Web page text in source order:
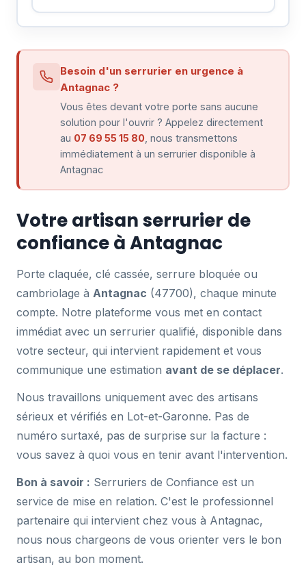
Besoin d'un serrurier en urgence à
Antagnac ?
Vous êtes devant votre porte sans aucune
solution pour l'ouvrir ? Appelez directement
au 07 69 55 15 80 , nous transmettons
immédiatement à un serrurier disponible à
Antagnac
Votre artisan serrurier de
confiance à Antagnac
Porte claquée, clé cassée, serrure bloquée ou
cambriolage à Antagnac (47700), chaque minute
compte. Notre plateforme vous met en contact
immédiat avec un serrurier qualifié, disponible dans
votre secteur, qui intervient rapidement et vous
communique une estimation avant de se déplacer.
Nous travaillons uniquement avec des artisans
sérieux et vérifiés en Lot-et-Garonne. Pas de
numéro surtaxé, pas de surprise sur la facture :
vous savez à quoi vous en tenir avant l'intervention.
Bon à savoir : Serruriers de Confiance est un
service de mise en relation. C'est le professionnel
partenaire qui intervient chez vous à Antagnac,
nous nous chargeons de vous orienter vers le bon
artisan, au bon moment.